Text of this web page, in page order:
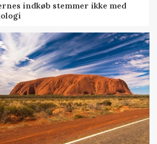
indkøb stemmer ikke med